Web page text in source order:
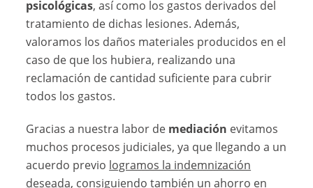
psicológicas, así como los gastos derivados del
tratamiento de dichas lesiones. Además,
valoramos los daños materiales producidos en el
caso de que los hubiera, realizando una
reclamación de cantidad suficiente para cubrir
todos los gastos.
Gracias a nuestra labor de mediación evitamos
muchos procesos judiciales, ya que llegando a un
acuerdo previo logramos la indemnización
deseada, consiguiendo también un ahorro en